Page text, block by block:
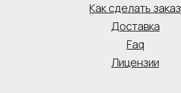
Как сделать заказ
Доставка
Faq
Лицензии